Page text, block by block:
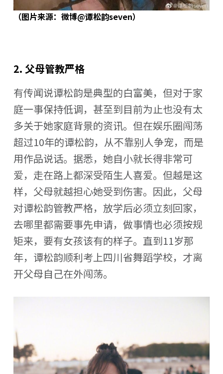
（图片来源：微博@谭松韵seven）
2. 父母管教严格
有传闻说谭松韵是典型的白富美，但对于家
庭一事保持低调，甚至到目前为止也没有太
多关于她家庭背景的资讯。但在娱乐圈闯荡
超过10年的谭松韵，从不靠别人争宠，而是
用作品说话。据悉，她自小就长得非常可
爱，走在路上都深受陌生人喜爱。但越是这
样，父母就越担心她受到伤害。因此，父母
对谭松韵管教严格，放学后必须立刻回家，
去哪里都需要事先申请，做事情也必须按规
矩来，要有女孩该有的样子。直到11岁那
年，谭松韵顺利考上四川省舞蹈学校，才离
开父母自己在外闯荡。